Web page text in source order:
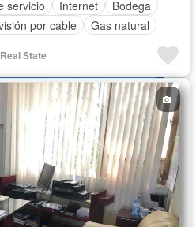
servicio Internet
Bodega
por cable
Gas natural
State